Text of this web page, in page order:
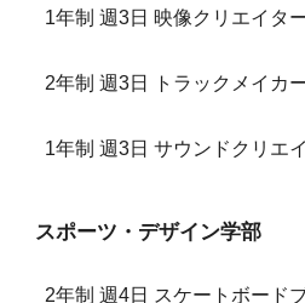
1年制 週3日 映像クリエイタ
2年制 週3日 トラックメイカ
1年制 週3日 サウンドクリエ
スポーツ・デザイン学部
2年制 週4日 スケートボード